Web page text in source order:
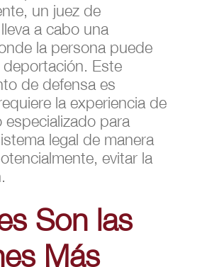
un juez de
a cabo una
la persona puede
Este
de defensa es
la experiencia de
especializado para
legal de manera
evitar la
Son las
Más